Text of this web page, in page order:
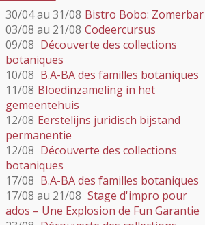
30/04 au 31/08 Bistro Bobo: Zomerbar
03/08 au 21/08 Codeercursus
09/08 Découverte des collections
botaniques
10/08 B.A-BA des familles botaniques
11/08 Bloedinzameling in het
gemeentehuis
12/08 Eerstelijns juridisch bijstand
permanentie
12/08 Découverte des collections
botaniques
17/08 B.A-BA des familles botaniques
17/08 au 21/08 Stage d'impro pour
ados – Une Explosion de Fun Garantie